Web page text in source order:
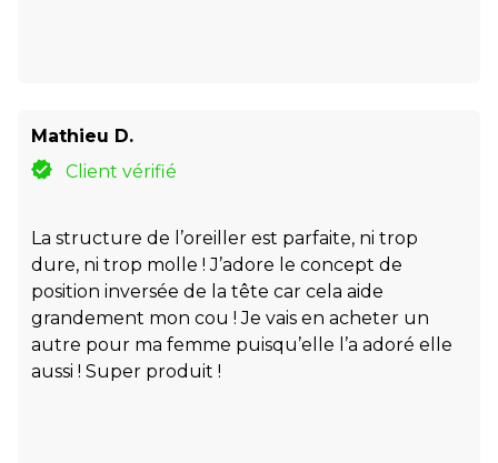
Mathieu D.
Client vérifié
La structure de l’oreiller est parfaite, ni trop
dure, ni trop molle ! J’adore le concept de
position inversée de la tête car cela aide
grandement mon cou ! Je vais en acheter un
autre pour ma femme puisqu’elle l’a adoré elle
aussi ! Super produit !